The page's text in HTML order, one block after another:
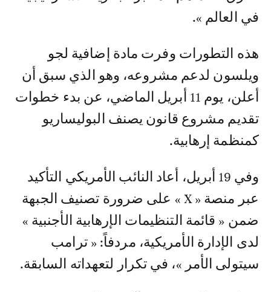
في العالم ».
هذه التطورات وفرت مادة إضافية لجو
ويلسون لدعم مشروعه، وهو الذي سبق أن
أعلن، يوم 11 أبريل الماضي، عن بدء خطوات
تقديم مشروع قانون يصنف البوليساريو
كمنظمة إرهابية.
وفي 19 أبريل، أعاد النائب الأمريكي التأكيد
عبر منصة « X » على ضرورة تصنيف الجبهة
ضمن « قائمة التنظيمات الإرهابية الأجنبية »
لدى الإدارة الأمريكية، مردفاً: « ترامب
سيتولى الأمر »، في تكرار لتعهداته السابقة.